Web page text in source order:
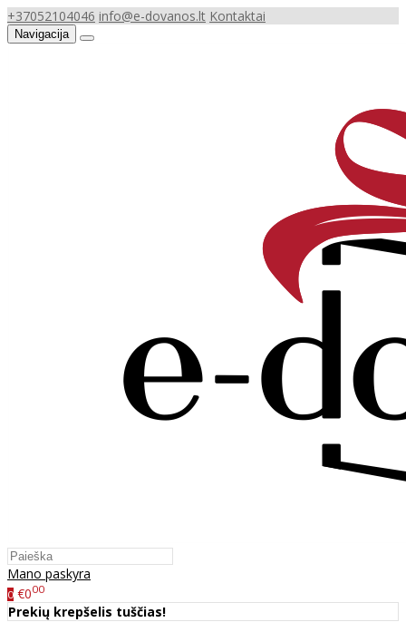
+37052104046 info@e-dovanos.lt Kontaktai
Navigacija
Mano paskyra
0 €000
Prekių krepšelis tuščias!